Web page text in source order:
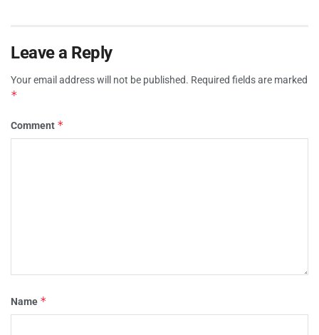
Leave a Reply
Your email address will not be published. Required fields are marked
*
Comment *
Name *